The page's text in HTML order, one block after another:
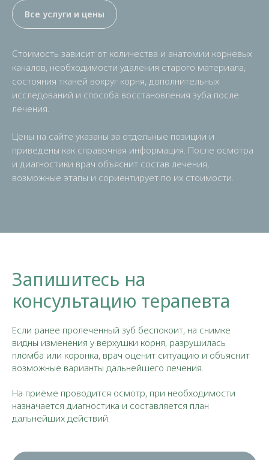
Все услуги и цены
Стоимость зависит от количества и анатомии корневых
каналов, необходимости удаления старого материала,
состояния тканей вокруг корня, дополнительных
исследований и способа восстановления зуба после
лечения.
Цены на сайте указаны за отдельные позиции и
приведены как справочная информация. После осмотра
и диагностики врач объяснит состав лечения,
возможные этапы и сориентирует по их стоимости.
Запишитесь на
консультацию терапевта
Если ранее пролеченный зуб беспокоит, на снимке
видны изменения у верхушки корня, разрушилась
пломба или коронка, врач оценит ситуацию и объяснит
возможные варианты дальнейшего лечения.
На приёме проводится осмотр, при необходимости
назначается диагностика и составляется план
дальнейших действий.